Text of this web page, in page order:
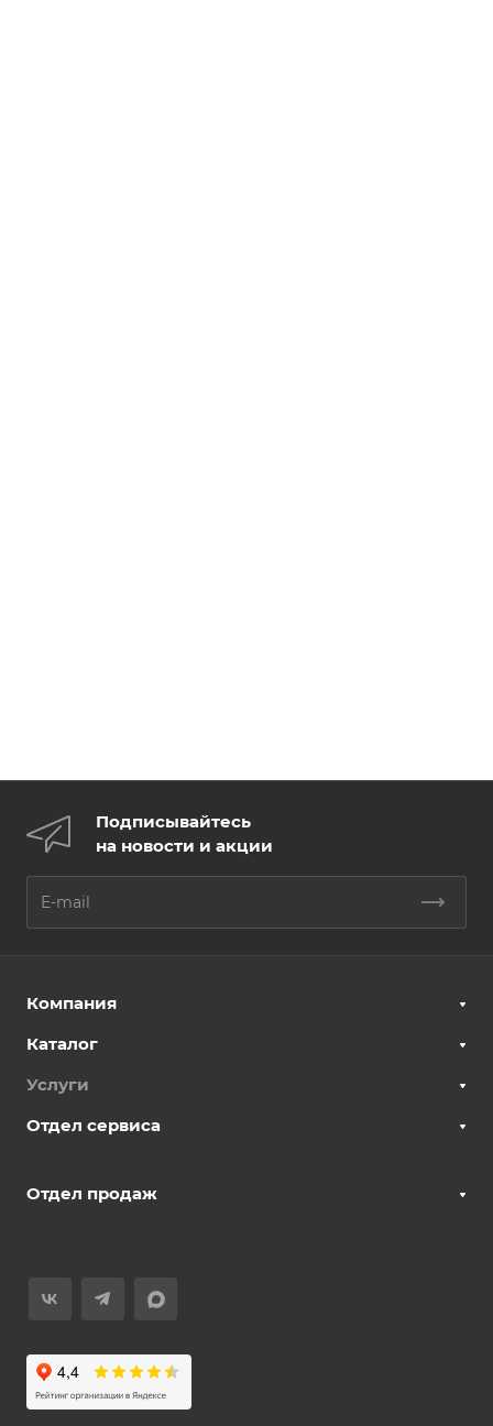
Подписывайтесь
на новости и акции
Компания
Каталог
Услуги
Отдел сервиса
Отдел продаж